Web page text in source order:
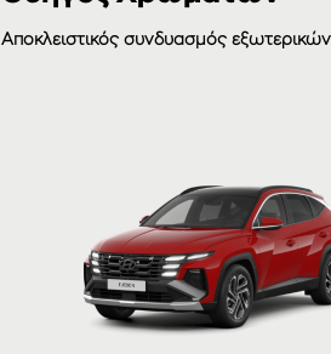
Αποκλειστικός συνδυασμός